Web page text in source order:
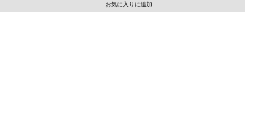
お気に入りに追加